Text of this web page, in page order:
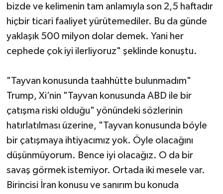
bizde ve kelimenin tam anlamıyla son 2,5 haftadır
hiçbir ticari faaliyet yürütemediler. Bu da günde
yaklaşık 500 milyon dolar demek. Yani her
cephede çok iyi ilerliyoruz" şeklinde konuştu.
"Tayvan konusunda taahhütte bulunmadım"
Trump, Xi’nin "Tayvan konusunda ABD ile bir
çatışma riski olduğu" yönündeki sözlerinin
hatırlatılması üzerine, "Tayvan konusunda böyle
bir çatışmaya ihtiyacımız yok. Öyle olacağını
düşünmüyorum. Bence iyi olacağız. O da bir
savaş görmek istemiyor. Ortada iki mesele var.
Birincisi İran konusu ve sanırım bu konuda